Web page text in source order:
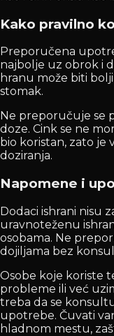
Kako pravilno
Preporučena
najbolje uz obrok i
hranu može biti
stomak.
Ne preporučuje se
doze. Cink se ne
bio koristan, zato je
doziranja.
Napomene i
Dodaci ishrani nisu
uravnoteženu
osobama. Ne
dojiljama bez
Osobe koje koriste
probleme ili već
treba da se
upotrebe. Čuvati
hladnom mestu,